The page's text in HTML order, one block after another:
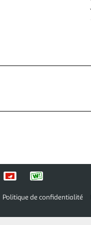
Politique de confidentialité